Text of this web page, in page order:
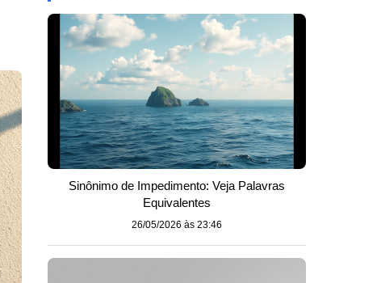
Sinônimo de Impedimento: Veja Palavras
Equivalentes
26/05/2026 às 23:46